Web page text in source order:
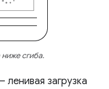
ниже сгиба.
загрузка